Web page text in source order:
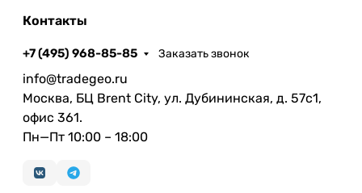
Контакты
+7 (495) 968-85-85 Заказать звонок
info@tradegeo.ru
Москва, БЦ Brent City, ул. Дубининская, д. 57с1,
офис 361.
Пн—Пт 10:00 – 18:00